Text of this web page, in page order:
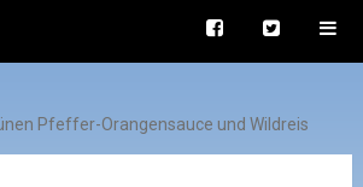
Pfeffer-Orangensauce und Wildreis